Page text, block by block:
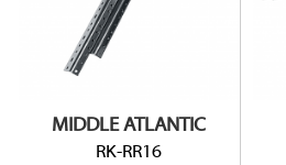
MIDDLE ATLANTIC
RK-RR16
Pour racks RK-16 et BRK-
Vendu par paire